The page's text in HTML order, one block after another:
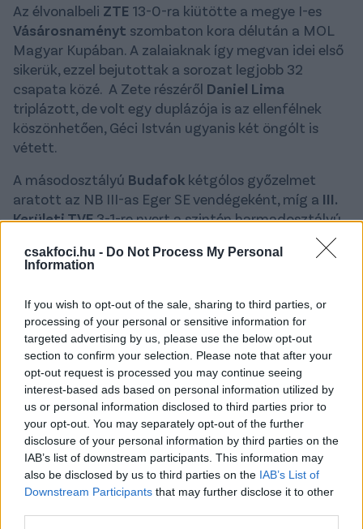
csakfoci.hu - Do Not Process My Personal
Information
If you wish to opt-out of the sale, sharing to third parties, or
processing of your personal or sensitive information for
targeted advertising by us, please use the below opt-out
section to confirm your selection. Please note that after your
opt-out request is processed you may continue seeing
interest-based ads based on personal information utilized by
us or personal information disclosed to third parties prior to
your opt-out. You may separately opt-out of the further
disclosure of your personal information by third parties on the
IAB’s list of downstream participants. This information may
also be disclosed by us to third parties on the IAB’s List of
Downstream Participants that may further disclose it to other
Az élvonalbeli ZTE 13-0-ra kiütötte a megye I-es
Vásárosnaményt szombaton kora délután a MOL
Magyar Kupában. A zalaiaknak így megvan idei első
sikerük, ezzel bejutottak a sorozat legjobb 32
csapata közé. A Zete részéről Daniel Lima
triplázott, de volt egy duplázója is az ellenfélnek
köszönhetően, Géci István ugyanis két öngólt is
vétett.
A másodosztályú Budafok kétgólos győzelmet
aratott az NB III-as Eger SE vendégeként, míg a III.
Kerületi TVE3-1-re nyert a szintén harmadosztályú
jutásért)
ZTE-Vásárosnamény (megye I.) 13-0(Géci 8., 78. -
mindkettő öngól, Skribek 12., Vieira Ferreira Sousa
30., Bodnár G. 32., Alves Soares 48., Klausz 59., Lima
61., 77., 80., Borges Da Silva 63., Csonka A. 67., Bitca
83.)
Eger SE (NB III)-Budafoki MTE (NB II) 0-2(Selyem
31., Varga B. 70.)
PTE-PEAC (NB III) - III. Kerületi TVE (NB III) 1-3
pénteken játszották: